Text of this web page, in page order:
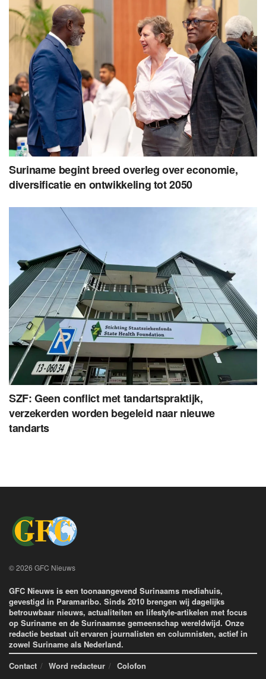
Suriname begint breed overleg over economie,
diversificatie en ontwikkeling tot 2050
SZF: Geen conflict met tandartspraktijk,
verzekerden worden begeleid naar nieuwe
tandarts
© 2026 GFC Nieuws
GFC Nieuws is een toonaangevend Surinaams mediahuis,
gevestigd in Paramaribo. Sinds 2010 brengen wij dagelijks
betrouwbaar nieuws, actualiteiten en lifestyle-artikelen met focus
op Suriname en de Surinaamse gemeenschap wereldwijd. Onze
redactie bestaat uit ervaren journalisten en columnisten, actief in
zowel Suriname als Nederland.
Contact
Word redacteur Colofon